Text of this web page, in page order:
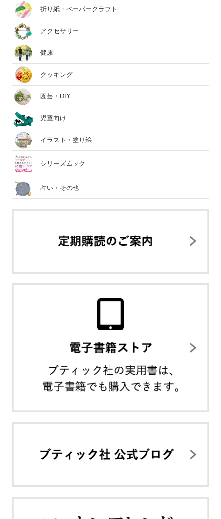
折り紙・ペーパークラフト
アクセサリー
健康
クッキング
園芸・DIY
児童向け
イラスト・塗り絵
シリーズムック
占い・その他